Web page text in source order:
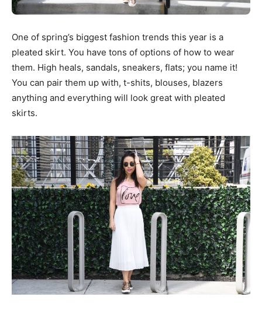
One of spring’s biggest fashion trends this year is a
pleated skirt. You have tons of options of how to wear
them. High heals, sandals, sneakers, flats; you name it!
You can pair them up with, t-shits, blouses, blazers
anything and everything will look great with pleated
skirts.